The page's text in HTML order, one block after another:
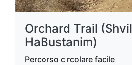
Orchard Trail (Shvil
HaBustanim)
Percorso circolare facile